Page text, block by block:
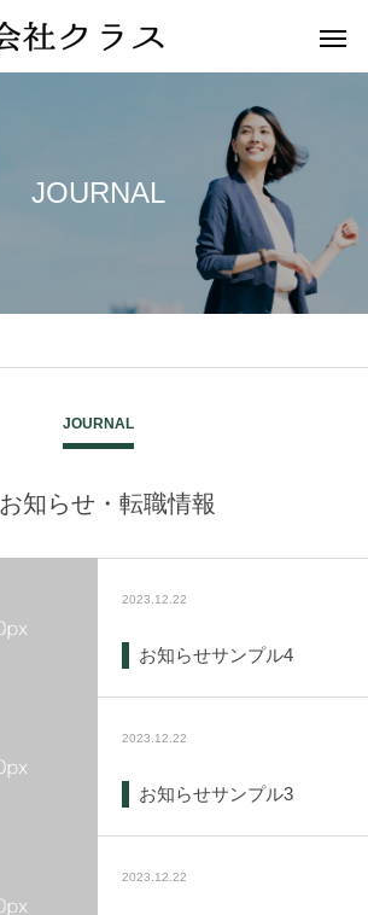
新卒
第二新卒・メ
JOURNAL
JOURNAL
お知らせ・転職情報
2023.12.22
お知らせサンプル4
2023.12.22
お知らせサンプル3
2023.12.22